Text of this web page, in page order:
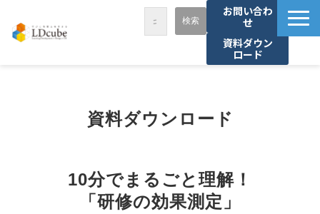
お問い合わ
せ
資料ダウン
ロード
課題から探す
セミナー・講座
お役立ち情報
資料ダウンロード
10分でまるごと理解！
「研修の効果測定」